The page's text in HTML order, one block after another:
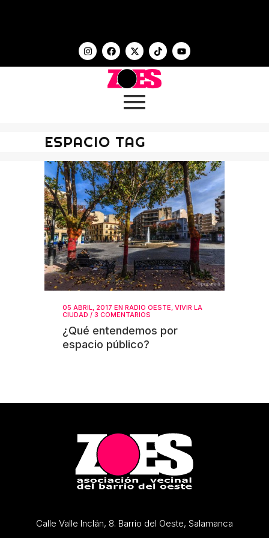
ESPACIO TAG
05 ABRIL, 2017 EN RADIO OESTE VIVIR LA
CIUDAD / 3 COMENTARIOS
¿Qué entendemos por
espacio público?
Calle Valle Inclán, 8. Barrio del Oeste, Salamanca